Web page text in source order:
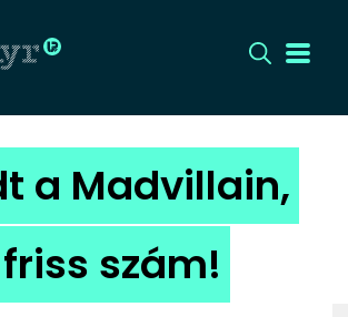
CÍMLAP
DIZÁJN
DIVAT
a Madvillain,
szám!